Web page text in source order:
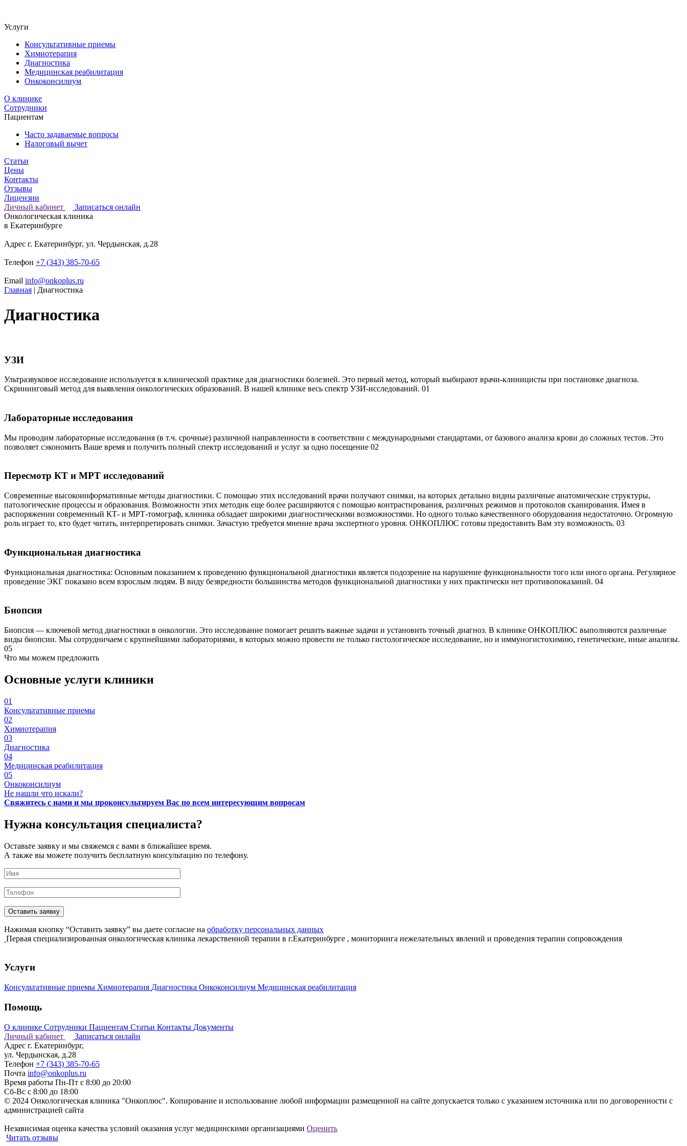
Услуги
Консультативные приемы
Химиотерапия
Диагностика
Медицинская реабилитация
Онкоконсилиум
О клинике
Сотрудники
Пациентам
Часто задаваемые вопросы
Налоговый вычет
Статьи
Цены
Контакты
Отзывы
Лицензии
Личный кабинет
Записаться онлайн
Онкологическая клиника
в Екатеринбурге
Адрес г. Екатеринбург, ул. Чердынская, д.28
Телефон +7 (343) 385-70-65
Email info@onkoplus.ru
Главная | Диагностика
Диагностика
УЗИ
Ультразвуковое исследование используется в клинической практике для диагностики болезней. Это первый метод, который выбирают врачи-клиницисты при постановке диагноза.
Скрининговый метод для выявления онкологических образований. В нашей клинике весь спектр УЗИ-исследований. 01
Лабораторные исследования
Мы проводим лабораторные исследования (в т.ч. срочные) различной направленности в соответствии с международными стандартами, от базового анализа крови до сложных тестов. Это
позволяет сэкономить Ваше время и получить полный спектр исследований и услуг за одно посещение 02
Пересмотр КТ и МРТ исследований
Cовременные высокоинформативные методы диагностики. С помощью этих исследований врачи получают снимки, на которых детально видны различные анатомические структуры,
патологические процессы и образования. Возможности этих методик еще более расширяются с помощью контрастирования, различных режимов и протоколов сканирования. Имея в
распоряжении современный КТ- и МРТ-томограф, клиника обладает широкими диагностическими возможностями. Но одного только качественного оборудования недостаточно. Огромную
роль играет то, кто будет читать, интерпретировать снимки. Зачастую требуется мнение врача экспертного уровня. ОНКОПЛЮС готовы предоставить Вам эту возможность. 03
Функциональная диагностика
Функциональная диагностика: Основным показанием к проведению функциональной диагностики является подозрение на нарушение функциональности того или иного органа. Регулярное
проведение ЭКГ показано всем взрослым людям. В виду безвредности большинства методов функциональной диагностики у них практически нет противопоказаний. 04
Биопсия
Биопсия — ключевой метод диагностики в онкологии. Это исследование помогает решить важные задачи и установить точный диагноз. В клинике ОНКОПЛЮС выполняются различные
виды биопсии. Мы сотрудничаем с крупнейшими лабораториями, в которых можно провести не только гистологическое исследование, но и иммуногистохимию, генетические, иные анализы.
05
Что мы можем предложить
Основные услуги клиники
01
Консультативные приемы
02
Химиотерапия
03
Диагностика
04
Медицинская реабилитация
05
Онкоконсилиум
Не нашли что искали?
Свяжитесь с нами и мы проконсультируем Вас по всем интересующим вопросам
Нужна консультация специалиста?
Оставьте заявку и мы свяжемся с вами в ближайшее время.
А также вы можете получить бесплатную консультацию по телефону.
Оставить заявку
Нажимая кнопку “Оставить заявку” вы даете согласие на обработку персональных данных
Первая специализированная онкологическая клиника лекарственной терапии в г.Екатеринбурге , мониторинга нежелательных явлений и проведения терапии сопровождения
Услуги
Консультативные приемы Химиотерапия Диагностика Онкоконсилиум Медицинская реабилитация
Помощь
О клинике Сотрудники Пациентам Статьи Контакты Документы
Личный кабинет
Записаться онлайн
Адрес г. Екатеринбург,
ул. Чердынская, д.28
Телефон +7 (343) 385-70-65
Почта info@onkoplus.ru
Время работы Пн-Пт с 8:00 до 20:00
Сб-Вс с 8:00 до 18:00
© 2024 Онкологическая клиника "Онкоплюс". Копирование и использование любой информации размещенной на сайте допускается только с указанием источника или по договоренности с
администрацией сайта
Независимая оценка качества условий оказания услуг медицинскими организациями Оценить
Читать отзывы